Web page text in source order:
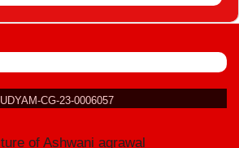
UDYAM-CG-23-0006057